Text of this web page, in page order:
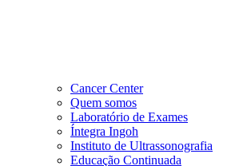
Cancer Center
Quem somos
Laboratório de Exames
Íntegra Ingoh
Instituto de Ultrassonografia
Educação Continuada